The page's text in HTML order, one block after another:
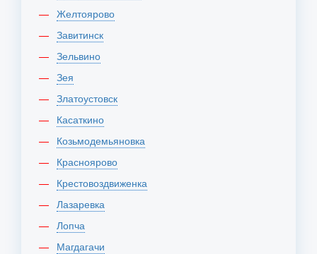
Желтоярово
Завитинск
Зельвино
Зея
Златоустовск
Касаткино
Козьмодемьяновка
Красноярово
Крестовоздвиженка
Лазаревка
Лопча
Магдагачи